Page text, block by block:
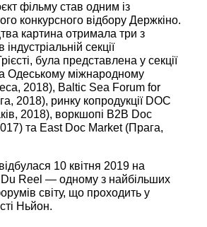
фільму став одним із
конкурсного відбору Держкіно.
картина отримала три з
секції
була представлена у секції
Одеському міжнародному
2018), Baltic Sea Forum for
2018), ринку копродукції DOC
2018), воркшопі B2B Doc
та East Doc Market (Прага,
10 квітня 2019 на
Reel — одному з найбільших
світу, що проходить у
Ньйон.